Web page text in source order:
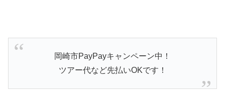
岡崎市PayPayキャンペーン中！
ツアー代など先払いOKです！